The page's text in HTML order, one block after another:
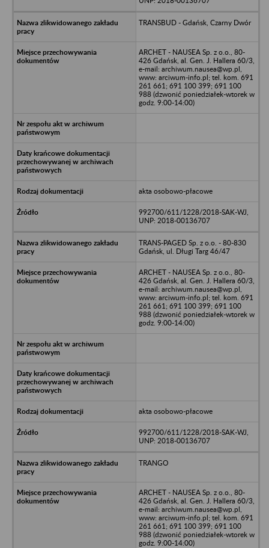
TRANSBUD - Gdańsk, Czarny Dwór
ARCHET - NAUSEA Sp. z o.o., 80-
426 Gdańsk, al. Gen. J. Hallera 60/3,
e-mail: archiwum.nausea@wp.pl,
www: arciwum-info.pl; tel. kom. 691
261 661; 691 100 399; 691 100
988 (dzwonić poniedziałek-wtorek w
godz. 9:00-14:00)
akta osobowo-płacowe
992700/611/1228/2018-SAK-WJ,
UNP: 2018-00136707
TRANS-PAGED Sp. z o.o. - 80-830
Gdańsk, ul. Długi Targ 46/47
ARCHET - NAUSEA Sp. z o.o., 80-
426 Gdańsk, al. Gen. J. Hallera 60/3,
e-mail: archiwum.nausea@wp.pl,
www: arciwum-info.pl; tel. kom. 691
261 661; 691 100 399; 691 100
988 (dzwonić poniedziałek-wtorek w
godz. 9:00-14:00)
akta osobowo-płacowe
992700/611/1228/2018-SAK-WJ,
UNP: 2018-00136707
TRANGO
ARCHET - NAUSEA Sp. z o.o., 80-
426 Gdańsk, al. Gen. J. Hallera 60/3,
e-mail: archiwum.nausea@wp.pl,
www: arciwum-info.pl; tel. kom. 691
261 661; 691 100 399; 691 100
988 (dzwonić poniedziałek-wtorek w
godz. 9:00-14:00)